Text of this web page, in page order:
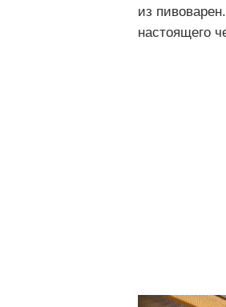
из
настоящего